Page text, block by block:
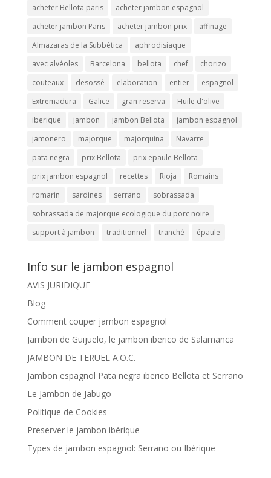
acheter Bellota paris
acheter jambon espagnol
acheter jambon Paris
acheter jambon prix
affinage
Almazaras de la Subbética
aphrodisiaque
avec alvéoles
Barcelona bellota chef
chorizo
couteaux
desossé elaboration entier
espagnol
Extremadura
Galice gran reserva
Huile d'olive
iberique
jambon jambon Bellota
jambon espagnol
jamonero
majorque majorquina
Navarre
pata negra
prix Bellota
prix epaule Bellota
prix jambon espagnol
recettes Rioja
Romains
romarin
sardines serrano
sobrassada
sobrassada de majorque ecologique du porc noire
support à jambon
traditionnel tranché épaule
Info sur le jambon espagnol
AVIS JURIDIQUE
Blog
Comment couper jambon espagnol
Jambon de Guijuelo, le jambon iberico de Salamanca
JAMBON DE TERUEL A.O.C.
Jambon espagnol Pata negra iberico Bellota et Serrano
Le Jambon de Jabugo
Politique de Cookies
Preserver le jambon ibérique
Types de jambon espagnol: Serrano ou Ibérique